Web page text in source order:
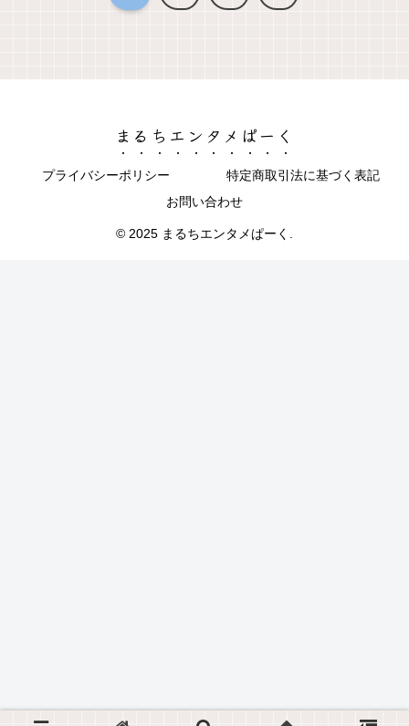
まるちエンタメぱーく
プライバシーポリシー
特定商取引法に基づく表記
お問い合わせ
© 2025 まるちエンタメぱーく.